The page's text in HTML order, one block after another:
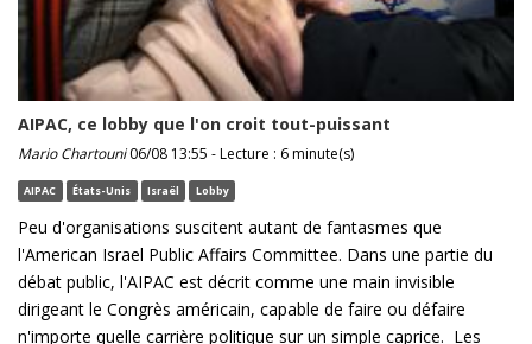
AIPAC, ce lobby que l'on croit tout-puissant
Mario Chartouni06/08 13:55 - Lecture : 6 minute(s)
AIPAC États-Unis Israël Lobby
Peu d'organisations suscitent autant de fantasmes que
l'American Israel Public Affairs Committee. Dans une partie du
débat public, l'AIPAC est décrit comme une main invisible
dirigeant le Congrès américain, capable de faire ou défaire
n'importe quelle carrière politique sur un simple caprice. Les